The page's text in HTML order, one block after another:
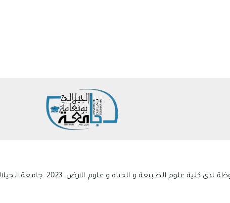
الطبيعة و الحياة و علوم الارض 2023 .جامعة الجيلالي بونعامة خميس مليانة